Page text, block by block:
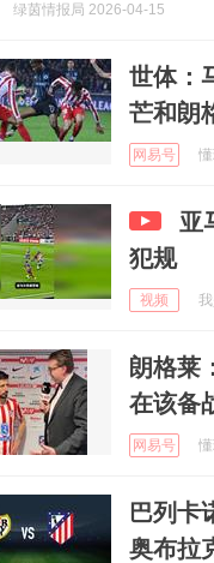
绿茵情报局 2026-04-15
世体：
芒和朗
网易号
亚
犯规
视频
朗格莱
在该备
网易号
巴列卡
奥布拉